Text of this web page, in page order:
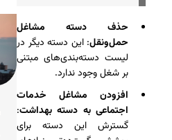
حذف دسته مشاغل
حمل‌و‌نقل: این دسته دیگر در
لیست دسته‌بندی‌های مبتنی
بر شغل وجود ندارد.
افزودن مشاغل خدمات
اجتماعی به دسته بهداشت:
گسترش این دسته برای